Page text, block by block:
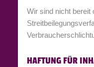
Wir sind nicht bereit
HAFTUNG FÜR